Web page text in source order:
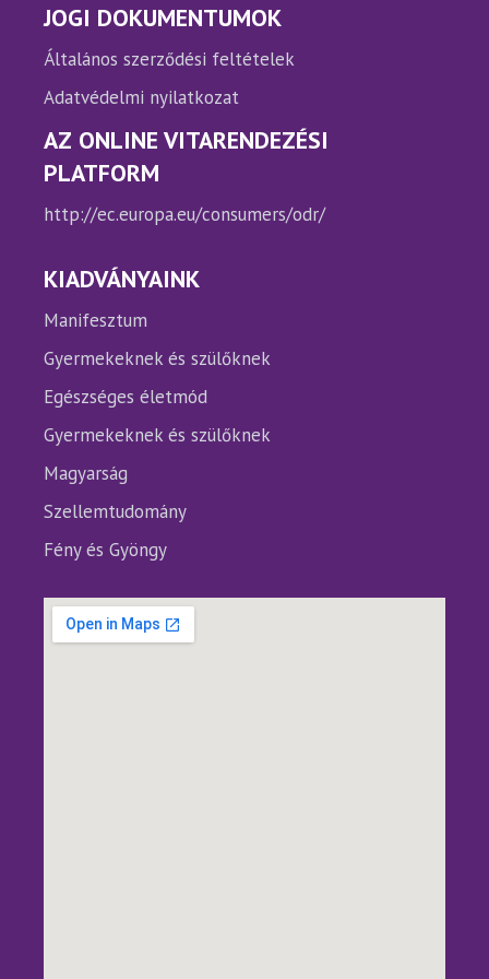
JOGI DOKUMENTUMOK
Általános szerződési feltételek
Adatvédelmi nyilatkozat
AZ ONLINE VITARENDEZÉSI
PLATFORM
http://ec.europa.eu/consumers/odr/
KIADVÁNYAINK
Manifesztum
Gyermekeknek és szülőknek
Egészséges életmód
Gyermekeknek és szülőknek
Magyarság
Szellemtudomány
Fény és Gyöngy